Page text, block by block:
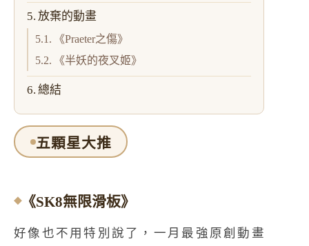
放棄的動畫
《Praeter之傷》
《半妖的夜叉姬》
總結
五顆星大推
《SK8無限滑板》
好像也不用特別說了，一月最強原創動畫